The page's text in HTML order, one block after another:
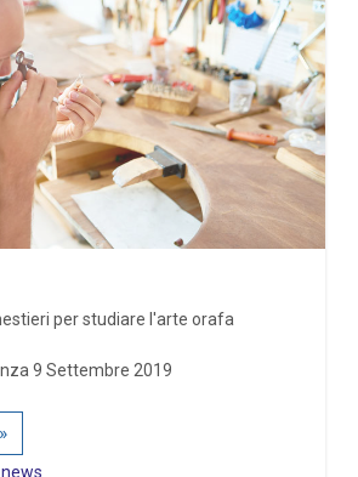
per studiare l'arte orafa
9 Settembre 2019
news